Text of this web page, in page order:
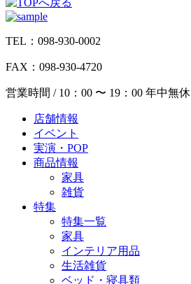
TEL：098-930-0002
FAX：098-930-4720
営業時間 / 10：00 〜 19：00 年中無休
店舗情報
イベント
実演・POP
商品情報
家具
雑貨
特集
特集一覧
家具
インテリア用品
生活雑貨
ベッド・寝具類